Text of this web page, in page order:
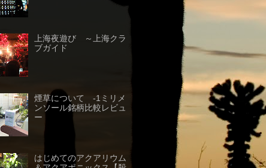
上海夜遊び ～上海クラ
ブガイド
煙草について -1ミリメ
ンソール銘柄比較レビュ
ー
はじめてのアクアリウム